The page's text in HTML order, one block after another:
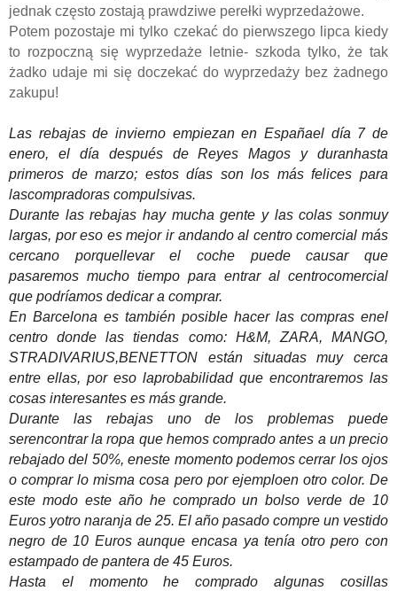
jednak często zostają prawdziwe perełki wyprzedażowe.
Potem pozostaje mi tylko czekać do pierwszego lipca kiedy
to rozpoczną się wyprzedaże letnie- szkoda tylko, że tak
żadko udaje mi się doczekać do wyprzedaży bez żadnego
zakupu!
Las rebajas de invierno empiezan en Españael día 7 de
enero, el día después de Reyes Magos y duranhasta
primeros de marzo; estos días son los más felices para
lascompradoras compulsivas.
Durante las rebajas hay mucha gente y las colas sonmuy
largas, por eso es mejor ir andando al centro comercial más
cercano porquellevar el coche puede causar que
pasaremos mucho tiempo para entrar al centrocomercial
que podríamos dedicar a comprar.
En Barcelona es también posible hacer las compras enel
centro donde las tiendas como: H&M, ZARA, MANGO,
STRADIVARIUS,BENETTON están situadas muy cerca
entre ellas, por eso laprobabilidad que encontraremos las
cosas interesantes es más grande.
Durante las rebajas uno de los problemas puede
serencontrar la ropa que hemos comprado antes a un precio
rebajado del 50%, eneste momento podemos cerrar los ojos
o comprar lo misma cosa pero por ejemploen otro color. De
este modo este año he comprado un bolso verde de 10
Euros yotro naranja de 25. El año pasado compre un vestido
negro de 10 Euros aunque encasa ya tenía otro pero con
estampado de pantera de 45 Euros.
Hasta el momento he comprado algunas cosillas